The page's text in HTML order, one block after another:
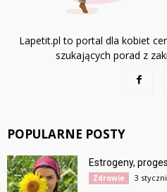
Lapetit.pl to portal dla kobiet
szukających porad z
POPULARNE POSTY
Estrogeny,
Zdrowie 3